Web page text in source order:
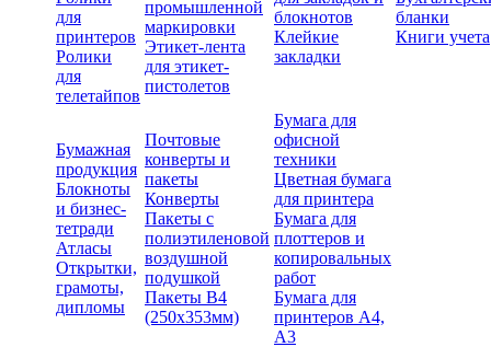
для
принтеров
Ролики
для
телетайпов
промышленной
маркировки
Этикет-лента
для этикет-
пистолетов
блокнотов
Клейкие
закладки
бланки
Книги учета
Бумажная
продукция
Блокноты
и бизнес-
тетради
Атласы
Открытки,
грамоты,
дипломы
Почтовые
конверты и
пакеты
Конверты
Пакеты с
полиэтиленовой
воздушной
подушкой
Пакеты В4
(250х353мм)
Бумага для
офисной
техники
Цветная бумага
для принтера
Бумага для
плоттеров и
копировальных
работ
Бумага для
принтеров А4,
А3